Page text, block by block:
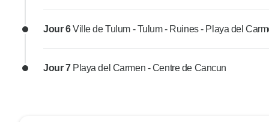
Jour 6Ville de Tulum - Tulum - Ruines - Playa del
Jour 7 Playa del Carmen - Centre de Cancun